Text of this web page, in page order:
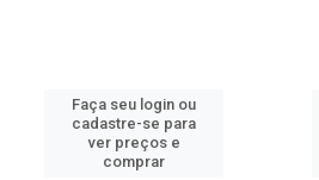
Faça seu login ou
cadastre-se para
ver preços e
comprar